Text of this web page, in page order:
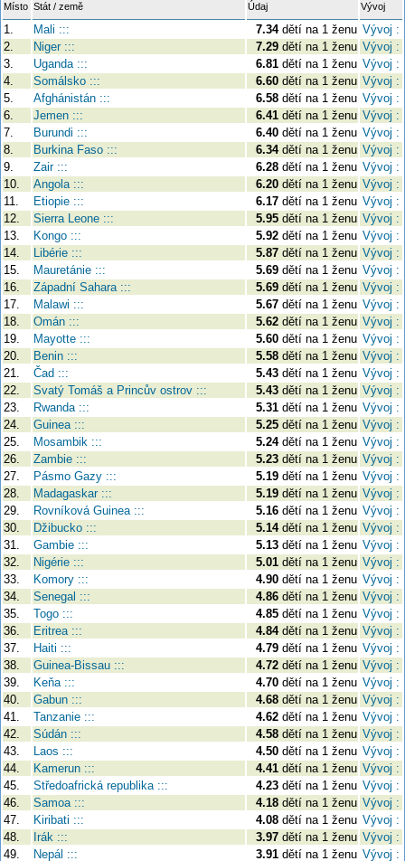
Místo Stát / země Údaj Vývoj
1. Mali ::: 7.34dětí na 1 ženu Vývoj :
2.
Niger ::: 7.29 dětí na 1 ženu Vývoj :
3.
Uganda ::: 6.81 dětí na 1 ženu Vývoj :
4.
Somálsko ::: 6.60 dětí na 1 ženu Vývoj :
5.
Afghánistán ::: 6.58 dětí na 1 ženu Vývoj :
6.
Jemen ::: 6.41 dětí na 1 ženu Vývoj :
7.
Burundi ::: 6.40 dětí na 1 ženu Vývoj :
8.
Burkina Faso ::: 6.34dětí na 1 ženu Vývoj :
9.
Zair ::: 6.28 dětí na 1 ženu Vývoj :
10.
Angola ::: 6.20 dětí na 1 ženu Vývoj :
11.
Etiopie ::: 6.17 dětí na 1 ženu Vývoj :
12.
Sierra Leone ::: 5.95 dětí na 1 ženu Vývoj :
13.
Kongo ::: 5.92 dětí na 1 ženu Vývoj :
14.
Libérie ::: 5.87 dětí na 1 ženu Vývoj :
15.
Mauretánie ::: 5.69 dětí na 1 ženu Vývoj :
16.
Západní Sahara ::: 5.69 dětí na 1 ženu Vývoj :
17.
Malawi ::: 5.67 dětí na 1 ženu Vývoj :
18.
Omán ::: 5.62 dětí na 1 ženu Vývoj :
19.
Mayotte ::: 5.60 dětí na 1 ženu Vývoj :
20.
Benin ::: 5.58 dětí na 1 ženu Vývoj :
21.
Čad ::: 5.43 dětí na 1 ženu Vývoj :
22.
Svatý Tomáš a Princův ostrov ::: 5.43 dětí na 1 ženu Vývoj :
23.
Rwanda ::: 5.31 dětí na 1 ženu Vývoj :
24.
Guinea ::: 5.25 dětí na 1 ženu Vývoj :
25.
Mosambik ::: 5.24dětí na 1 ženu Vývoj :
26.
Zambie ::: 5.23 dětí na 1 ženu Vývoj :
27.
Pásmo Gazy ::: 5.19 dětí na 1 ženu Vývoj :
28.
Madagaskar ::: 5.19 dětí na 1 ženu Vývoj :
29.
Rovníková Guinea ::: 5.16 dětí na 1 ženu Vývoj :
30.
Džibucko ::: 5.14dětí na 1 ženu Vývoj :
31.
Gambie ::: 5.13 dětí na 1 ženu Vývoj :
32.
Nigérie ::: 5.01 dětí na 1 ženu Vývoj :
33.
Komory ::: 4.90 dětí na 1 ženu Vývoj :
34.
Senegal ::: 4.86 dětí na 1 ženu Vývoj :
35.
Togo ::: 4.85 dětí na 1 ženu Vývoj :
36.
Eritrea ::: 4.84dětí na 1 ženu Vývoj :
37.
Haiti ::: 4.79 dětí na 1 ženu Vývoj :
38.
Guinea-Bissau ::: 4.72 dětí na 1 ženu Vývoj :
39.
Keňa ::: 4.70 dětí na 1 ženu Vývoj :
40.
Gabun ::: 4.68 dětí na 1 ženu Vývoj :
41.
Tanzanie ::: 4.62 dětí na 1 ženu Vývoj :
42.
Súdán ::: 4.58 dětí na 1 ženu Vývoj :
43.
Laos ::: 4.50 dětí na 1 ženu Vývoj :
44.
Kamerun ::: 4.41 dětí na 1 ženu Vývoj :
45.
Středoafrická republika ::: 4.23 dětí na 1 ženu Vývoj :
46.
Samoa ::: 4.18 dětí na 1 ženu Vývoj :
47.
Kiribati ::: 4.08 dětí na 1 ženu Vývoj :
48.
Irák ::: 3.97 dětí na 1 ženu Vývoj :
49.
Nepál ::: 3.91 dětí na 1 ženu Vývoj :